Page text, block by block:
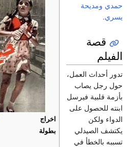
اخراج
بطولة
حمدي ومديحة
يسري
قصة
الفيلم
تدور أحداث العمل،
حول رجل يصاب
بأزمة قلبية فيرسل
ابنته للحصول على
الدواء ولكن
يكتشف الصيدلي
تسببه بالخطأ في